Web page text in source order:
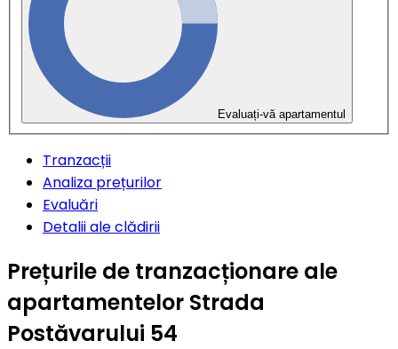
Evaluați-vă apartamentul
Tranzacții
Analiza prețurilor
Evaluări
Detalii ale clădirii
Prețurile de tranzacționare ale
apartamentelor Strada
Postăvarului 54